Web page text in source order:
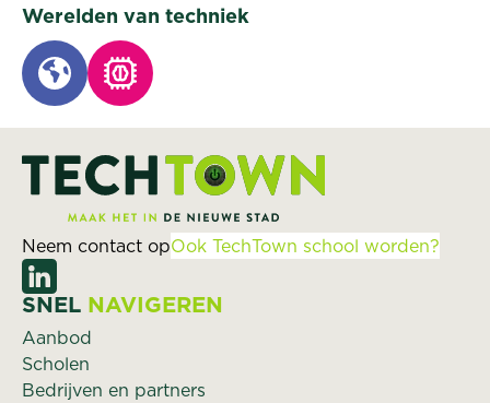
Werelden van techniek
Neem contact opOok TechTown school worden?
SNEL NAVIGEREN
Aanbod
Scholen
Bedrijven en partners